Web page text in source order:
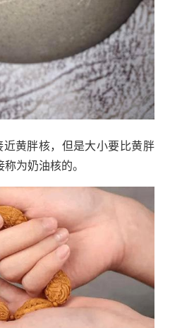
黄胖核，但是大小要比黄胖
为奶油核的。